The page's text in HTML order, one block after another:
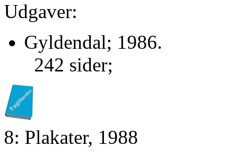
Udgaver:
Gyldendal; 1986.
242 sider;
8: Plakater, 1988